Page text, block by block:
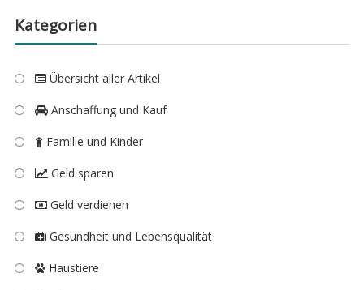
Kategorien
Übersicht aller Artikel
Anschaffung und Kauf
Familie und Kinder
Geld sparen
Geld verdienen
Gesundheit und Lebensqualität
Haustiere